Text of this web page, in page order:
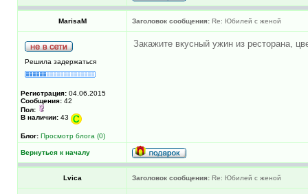
MarisaM Заголовок сообщения: Re: Юбилей с женой
Решила задержаться
Регистрация: 04.06.2015
Сообщения: 42
Пол:
В наличии: 43
Блог: Просмотр блога (0)
Закажите вкусный ужин из ресторана,
Вернуться к началу
Lvica Заголовок сообщения: Re: Юбилей с женой